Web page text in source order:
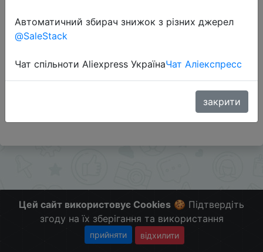
Цей сайт використовує Cookies 🍪 Підтвердіть
згоду на їх зберігання та використання
прийняти відхилити
Автоматичний збирач знижок з різних джерел
@SaleStack
Чат спільноти Aliexpress УкраїнаЧат Аліекспресс
закрити